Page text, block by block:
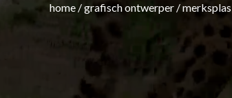
home /grafisch ontwerper /merksplas